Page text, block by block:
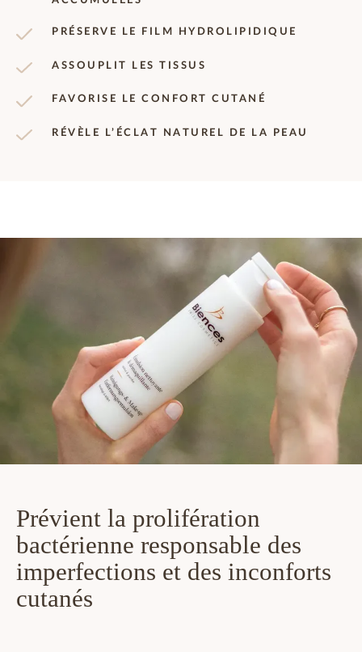
PRÉSERVE LE FILM HYDROLIPIDIQUE
ASSOUPLIT LES TISSUS
FAVORISE LE CONFORT CUTANÉ
RÉVÈLE L’ÉCLAT NATUREL DE LA PEAU
Prévient la prolifération
bactérienne responsable des
imperfections et des inconforts
cutanés